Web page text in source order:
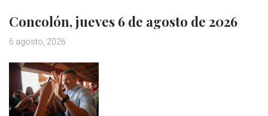
Concolón, jueves 6 de agosto de 2026
6 agosto, 2026